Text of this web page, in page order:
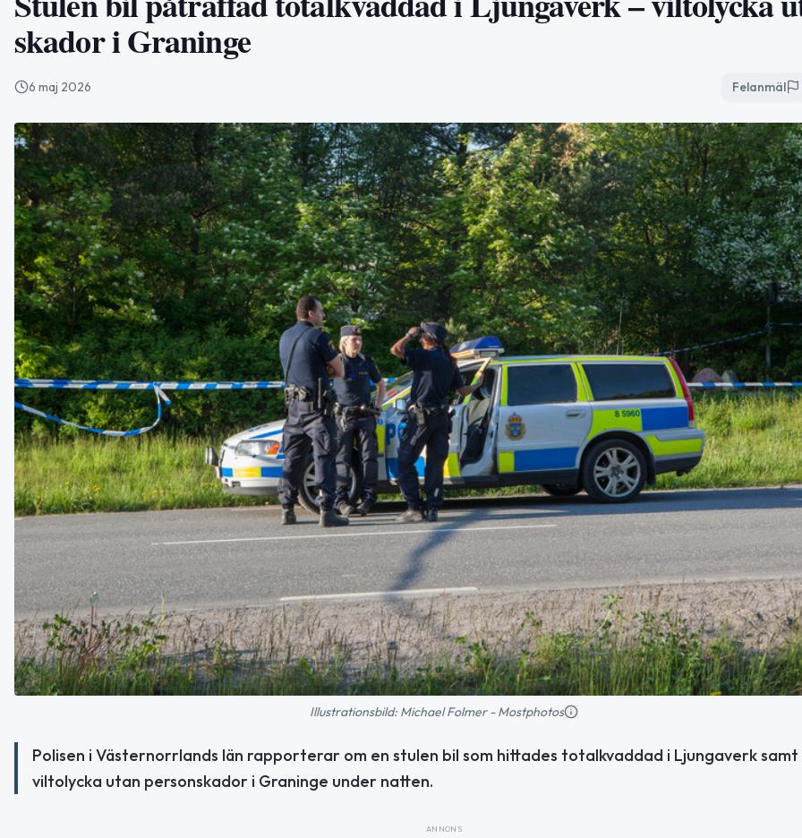
skador i Graninge
6 maj 2026 Felanmäl
Illustrationsbild: Michael Folmer - Mostphotos
Polisen i Västernorrlands län rapporterar om en stulen bil som hittades totalkvaddad i Ljungaverk samt
viltolycka utan personskador i Graninge under natten.
ANNONS